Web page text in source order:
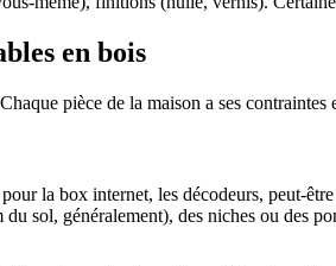
en bois
pièce de la maison a ses contraintes
la box internet, les décodeurs, peut-
sol, généralement), des niches ou des